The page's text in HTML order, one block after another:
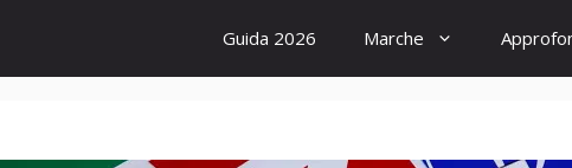
Guida 2026 Marche